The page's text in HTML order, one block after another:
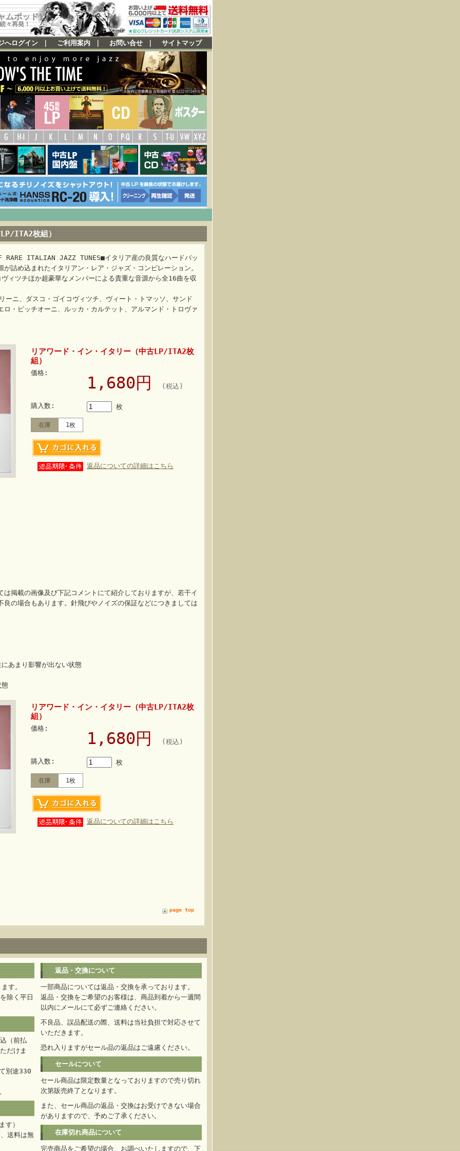
ムポッド)
々再発！
へログイン ご利用案内 お問い合せ サイトマップ
ITA2枚組）
ITALIAN JAZZ TUNES■イタリア産の良質なハードバッ
詰め込まれたイタリアン・レア・ジャズ・コンピレーション。
ィツチほか超豪華なメンバーによる貴重な音源から全16曲を収
ーニ、ダスコ・ゴイコヴィツチ、ヴィート・トマッソ、サンド
・ピッチオーニ、ルッカ・カルテット、アルマンド・トロヴァ
リアワード・イン・イタリー（中古LP/ITA2枚
組）
価格:
1,680円 (税込)
購入数: 枚
在庫 1枚
返品についての詳細はこちら
掲載の画像及び下記コメントにて紹介しておりますが、若干イ
の場合もあります。針飛びやノイズの保証などにつきましては
あまり影響が出ない状態
態
リアワード・イン・イタリー（中古LP/ITA2枚
組）
価格:
1,680円 (税込)
購入数: 枚
在庫 1枚
返品についての詳細はこちら
page top
す。
除く平日
（前払
だけま
別途330
す）
送料は無
返品・交換について
一部商品については返品・交換を承っております。
返品・交換をご希望のお客様は、商品到着から一週間
以内にメールにて必ずご連絡ください。
不良品、誤品配送の際、送料は当社負担で対応させて
いただきます。
恐れ入りますがセール品の返品はご遠慮ください。
セールについて
セール商品は限定数量となっておりますので売り切れ
次第販売終了となります。
また、セール商品の返品・交換はお受けできない場合
がありますので、予めご了承ください。
在庫切れ商品について
完売商品をご希望の場合、お調べいたしますので、下